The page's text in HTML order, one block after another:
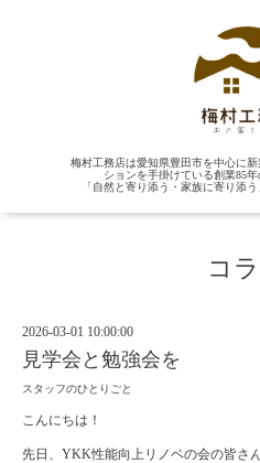
梅村工務店は愛知県豊田市を中心に
ションを手掛けている創業85
「自然と寄り添う・家族に寄り添
コ
2026-03-01 10:00:00
見学会と勉強会を
スタッフのひとりごと
こんにちは！
先日、YKK性能向上リノベの会の皆さ